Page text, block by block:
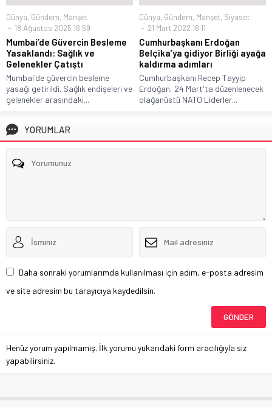
Dünya, Gündem, Manşet
18 Ağustos 2025 16:59
Mumbai’de Güvercin Besleme
Yasaklandı: Sağlık ve
Gelenekler Çatıştı
Mumbai'de güvercin besleme
yasağı getirildi. Sağlık endişeleri ve
gelenekler arasındaki...
Dünya, Gündem, Manşet, Siyaset
21 Mart 2022 16:11
Cumhurbaşkanı Erdoğan
Belçika’ya gidiyor Birliği ayağa
kaldırma adımları
Cumhurbaşkanı Recep Tayyip
Erdoğan, 24 Mart'ta düzenlenecek
olağanüstü NATO Liderler...
YORUMLAR
Daha sonraki yorumlarımda kullanılması için adım, e-posta adresim
ve site adresim bu tarayıcıya kaydedilsin.
Henüz yorum yapılmamış. İlk yorumu yukarıdaki form aracılığıyla siz
yapabilirsiniz.